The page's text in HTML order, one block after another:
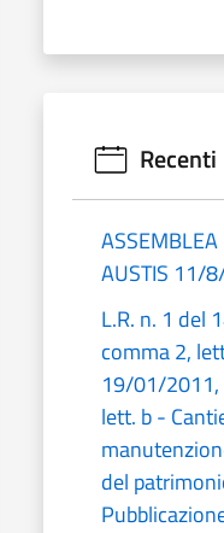
Recenti
ASSEMBLEA
AUSTIS 11/
L.R. n. 1 del
comma 2,
19/01/2011,
lett. b -
del